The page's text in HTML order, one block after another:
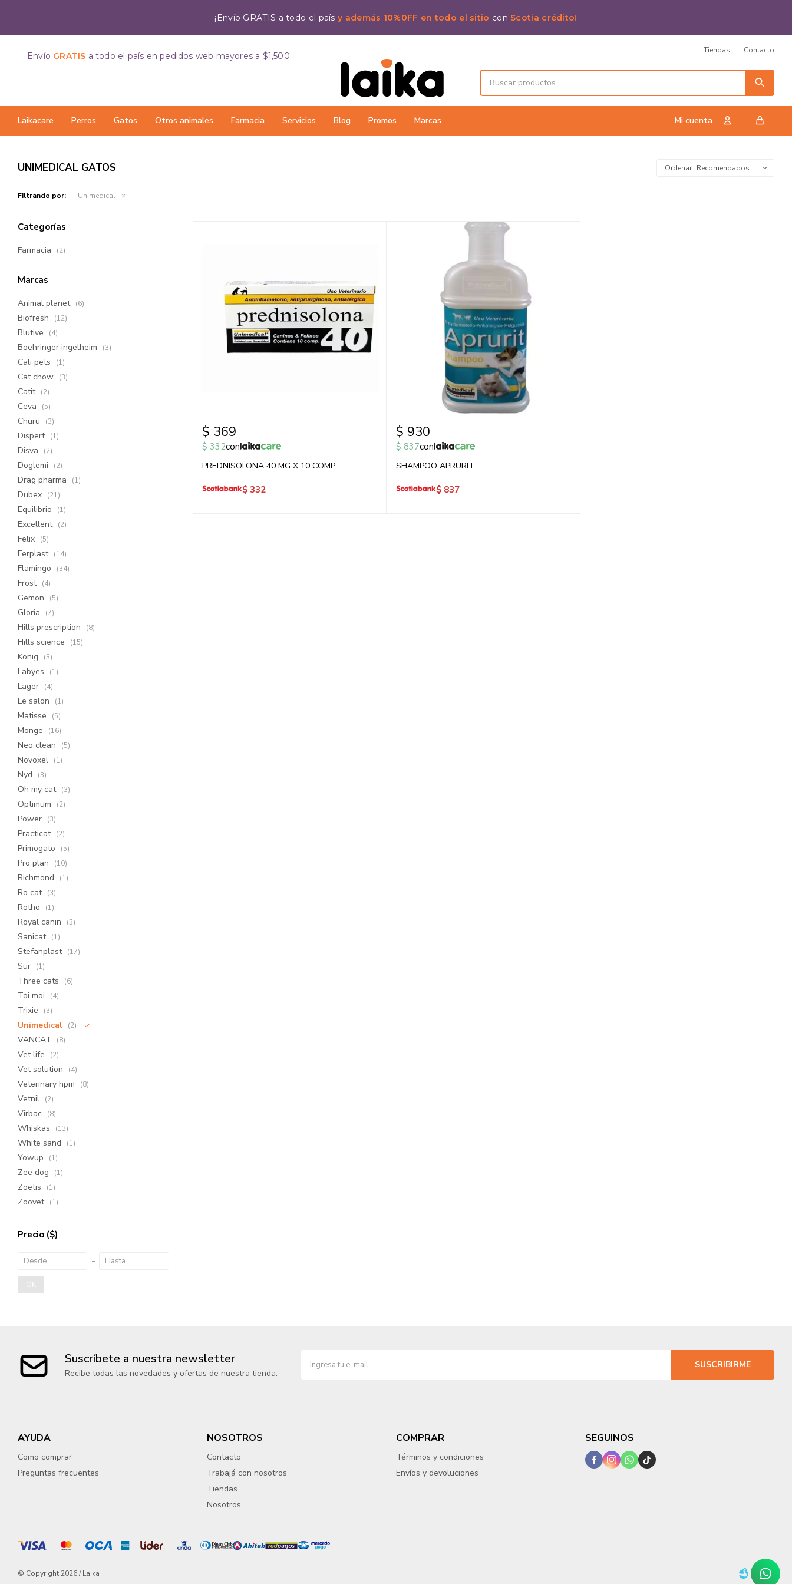
¡Envío GRATIS a todo el paísy además 10%0FF en todo el sitio con Scotia crédito!
Laikacare Perros Gatos Otros animales Farmacia Servicios Blog Promos Marcas
Envío GRATIS a todo el país en pedidos web mayores a $1,500
Tiendas Contacto
UNIMEDICAL GATOS Recomendados
Filtrando por: Unimedical
$ 369
$ 332con
PREDNISOLONA 40 MG X 10 COMP
$ 332
$ 930
$ 837con
SHAMPOO APRURIT
$ 837
Categorías
Farmacia (2)
Marcas
Animal planet (6)
Biofresh (12)
Blutive (4)
Boehringer ingelheim (3)
Cali pets (1)
Cat chow (3)
Catit (2)
Ceva (5)
Churu (3)
Dispert (1)
Disva (2)
Doglemi (2)
Drag pharma (1)
Dubex (21)
Equilibrio (1)
Excellent (2)
Felix (5)
Ferplast (14)
Flamingo (34)
Frost (4)
Gemon (5)
Gloria (7)
Hills prescription (8)
Hills science (15)
Konig (3)
Labyes (1)
Lager (4)
Le salon (1)
Matisse (5)
Monge (16)
Neo clean (5)
Novoxel (1)
Nyd (3)
Oh my cat (3)
Optimum (2)
Power (3)
Practicat (2)
Primogato (5)
Pro plan (10)
Richmond (1)
Ro cat (3)
Rotho (1)
Royal canin (3)
Sanicat (1)
Stefanplast (17)
Sur (1)
Three cats (6)
Toi moi (4)
Trixie (3)
Unimedical (2)
VANCAT (8)
Vet life (2)
Vet solution (4)
Veterinary hpm (8)
Vetnil (2)
Virbac (8)
Whiskas (13)
White sand (1)
Yowup (1)
Zee dog (1)
Zoetis (1)
Zoovet (1)
Precio ($)
OK
Suscríbete a nuestra newsletter
Recibe todas las novedades y ofertas de nuestra tienda.
SUSCRIBIRME
AYUDA
Como comprar
Preguntas frecuentes
NOSOTROS
Contacto
Trabajá con nosotros
Tiendas
Nosotros
COMPRAR
Términos y condiciones
Envíos y devoluciones
SEGUINOS
   
© Copyright 2026 / Laika